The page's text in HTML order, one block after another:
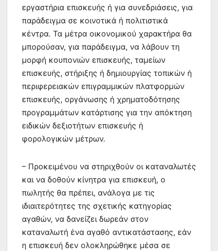
εργαστήρια επισκευής ή για συνεδριάσεις, για
παράδειγμα σε κοινοτικά ή πολιτιστικά
κέντρα. Τα μέτρα οικονομικού χαρακτήρα θα
μπορούσαν, για παράδειγμα, να λάβουν τη
μορφή κουπονιών επισκευής, ταμείων
επισκευής, στήριξης ή δημιουργίας τοπικών ή
περιφερειακών επιγραμμικών πλατφορμών
επισκευής, οργάνωσης ή χρηματοδότησης
προγραμμάτων κατάρτισης για την απόκτηση
ειδικών δεξιοτήτων επισκευής ή
φορολογικών μέτρων.
– Προκειμένου να στηριχθούν οι καταναλωτές
και να δοθούν κίνητρα για επισκευή, ο
πωλητής θα πρέπει, ανάλογα με τις
ιδιαιτερότητες της σχετικής κατηγορίας
αγαθών, να δανείζει δωρεάν στον
καταναλωτή ένα αγαθό αντικατάστασης, εάν
η επισκευή δεν ολοκληρώθηκε μέσα σε